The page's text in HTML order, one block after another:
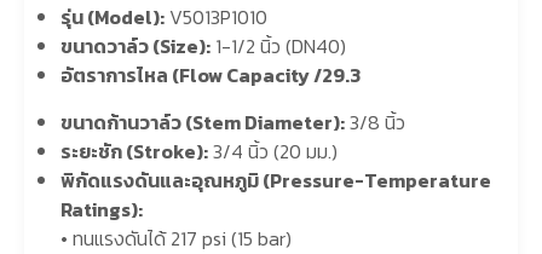
รุ่น (Model): V5013P1010
ขนาดวาล์ว (Size): 1-1/2 นิ้ว (DN40)
อัตราการไหล (Flow Capacity /29.3
ขนาดก้านวาล์ว (Stem Diameter):3/8 นิ้ว
ระยะชัก (Stroke):3/4 นิ้ว (20 มม.)
พิกัดแรงดันและอุณหภูมิ (Pressure-Temperature
Ratings):
• ทนแรงดันได้ 217 psi (15 bar)